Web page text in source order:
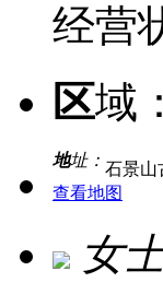
经营
区域：
地址： 石景山
查看地图
女